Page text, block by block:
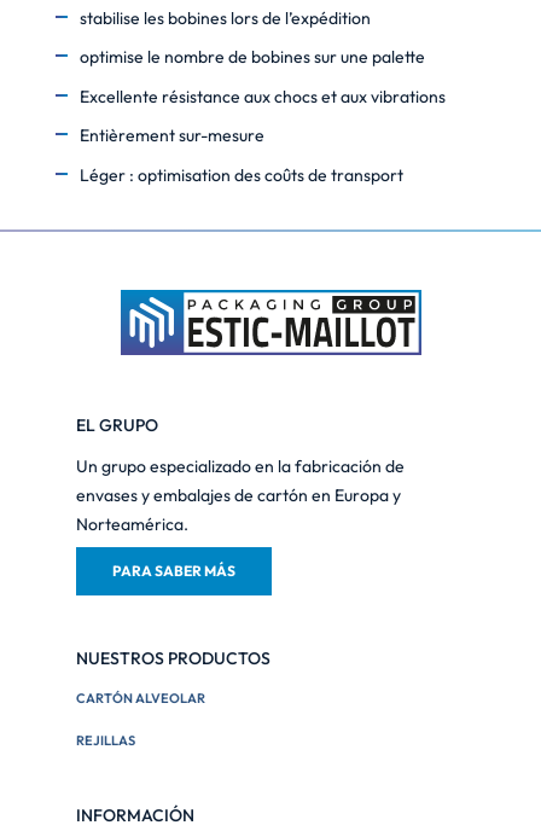
stabilise les bobines lors de l’expédition
optimise le nombre de bobines sur une palette
Excellente résistance aux chocs et aux vibrations
Entièrement sur-mesure
Léger : optimisation des coûts de transport
EL GRUPO
Un grupo especializado en la fabricación de
envases y embalajes de cartón en Europa y
Norteamérica.
PARA SABER MÁS
NUESTROS PRODUCTOS
CARTÓN ALVEOLAR
REJILLAS
INFORMACIÓN